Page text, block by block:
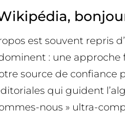
est souvent repris
: une
source de confiance
qui guident
nous » ultra-